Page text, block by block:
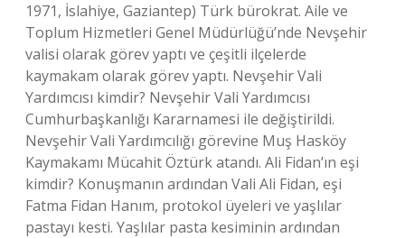
1971, İslahiye, Gaziantep) Türk bürokrat. Aile ve
Toplum Hizmetleri Genel Müdürlüğü’nde Nevşehir
valisi olarak görev yaptı ve çeşitli ilçelerde
kaymakam olarak görev yaptı. Nevşehir Vali
Yardımcısı kimdir? Nevşehir Vali Yardımcısı
Cumhurbaşkanlığı Kararnamesi ile değiştirildi.
Nevşehir Vali Yardımcılığı görevine Muş Hasköy
Kaymakamı Mücahit Öztürk atandı. Ali Fidan’ın eşi
kimdir? Konuşmanın ardından Vali Ali Fidan, eşi
Fatma Fidan Hanım, protokol üyeleri ve yaşlılar
pastayı kesti. Yaşlılar pasta kesiminin ardından